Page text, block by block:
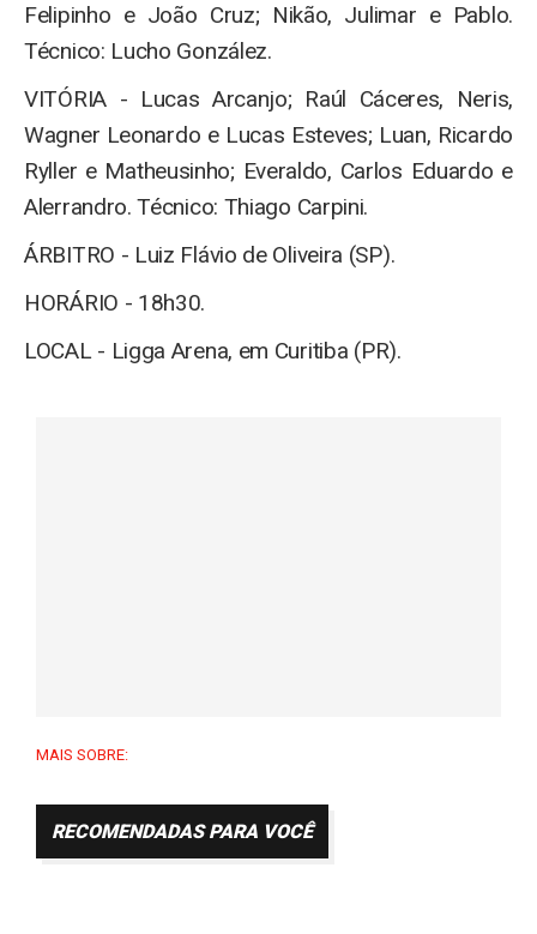
Felipinho e João Cruz; Nikão, Julimar e Pablo.
Técnico: Lucho González.
VITÓRIA - Lucas Arcanjo; Raúl Cáceres, Neris,
Wagner Leonardo e Lucas Esteves; Luan, Ricardo
Ryller e Matheusinho; Everaldo, Carlos Eduardo e
Alerrandro. Técnico: Thiago Carpini.
ÁRBITRO - Luiz Flávio de Oliveira (SP).
HORÁRIO - 18h30.
LOCAL - Ligga Arena, em Curitiba (PR).
MAIS SOBRE:
RECOMENDADAS PARA VOCÊ